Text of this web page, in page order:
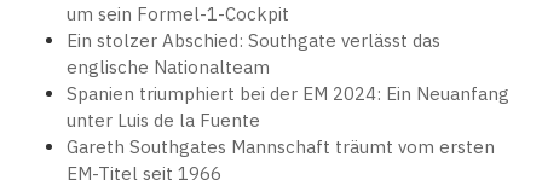
um sein Formel-1-Cockpit
Ein stolzer Abschied: Southgate verlässt das
englische Nationalteam
Spanien triumphiert bei der EM 2024: Ein Neuanfang
unter Luis de la Fuente
Gareth Southgates Mannschaft träumt vom ersten
EM-Titel seit 1966